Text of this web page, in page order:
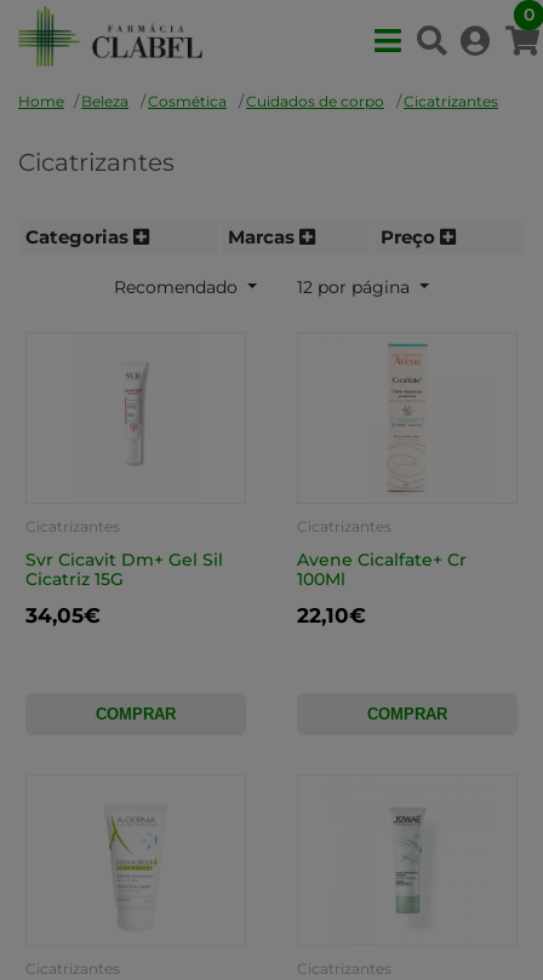
0
Home Beleza Cosmética Cuidados de corpo Cicatrizantes
Cicatrizantes
Categorias Marcas Preço
Recomendado 12 por página
Cicatrizantes
Svr Cicavit Dm+ Gel Sil
Cicatriz 15G
34,05€
COMPRAR
Cicatrizantes
Avene Cicalfate+ Cr
100Ml
22,10€
COMPRAR
Cicatrizantes Cicatrizantes